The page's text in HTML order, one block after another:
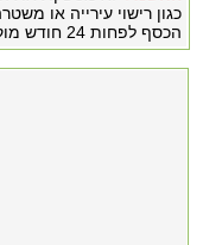
כגון רישוי עירייה או
הכסף לפחות 24 חודש מוקדם